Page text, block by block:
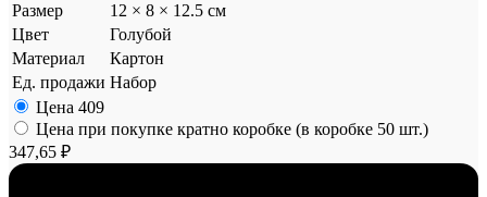
Размер
12 × 8 × 12.5 см
Цвет
Голубой
Материал
Картон
Ед. продажи Набор
Цена 409
Цена при покупке кратно коробке (в коробке 50 шт.)
347,65 ₽